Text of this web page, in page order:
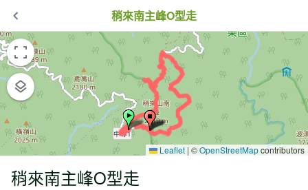
稍來南主峰O型走
Leaflet | ©OpenStreetMapcontributors
稍來南主峰O型走